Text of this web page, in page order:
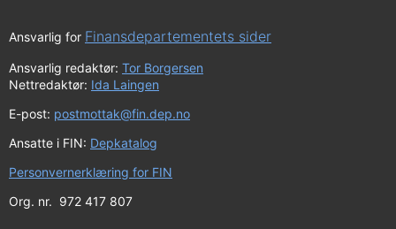
Ansvarlig for Finansdepartementets sider
Ansvarlig redaktør: Tor Borgersen
Nettredaktør: Ida Laingen
E-post: postmottak@fin.dep.no
Ansatte i FIN: Depkatalog
Personvernerklæring for FIN
Org. nr. 972 417 807